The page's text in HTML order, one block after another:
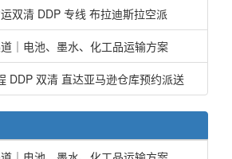
双清 DDP 专线 布拉迪斯拉空派
｜电池、墨水、化工品运输方案
DDP 双清 直达亚马逊仓库预约派送